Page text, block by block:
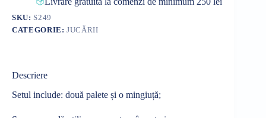
SKU: S249
CATEGORIE:JUCĂRII
Descriere
Setul include: două palete și o mingiuță;